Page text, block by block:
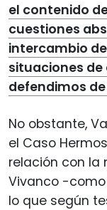
el contenido
cuestiones
intercambio
situaciones
defendimos
No obstante,
el Caso
relación con la
Vivanco -como
lo que según